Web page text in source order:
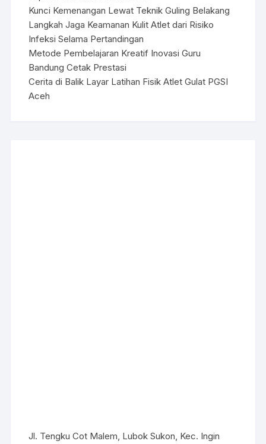
Kunci Kemenangan Lewat Teknik Guling Belakang
Langkah Jaga Keamanan Kulit Atlet dari Risiko
Infeksi Selama Pertandingan
Metode Pembelajaran Kreatif Inovasi Guru
Bandung Cetak Prestasi
Cerita di Balik Layar Latihan Fisik Atlet Gulat PGSI
Aceh
Jl. Tengku Cot Malem, Lubok Sukon, Kec. Ingin